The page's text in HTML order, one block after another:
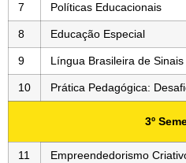
7 Políticas Educacionais
8 Educação Especial
9 Língua Brasileira de Sinais
10 Prática Pedagógica:
3º
11 Empreendedorismo